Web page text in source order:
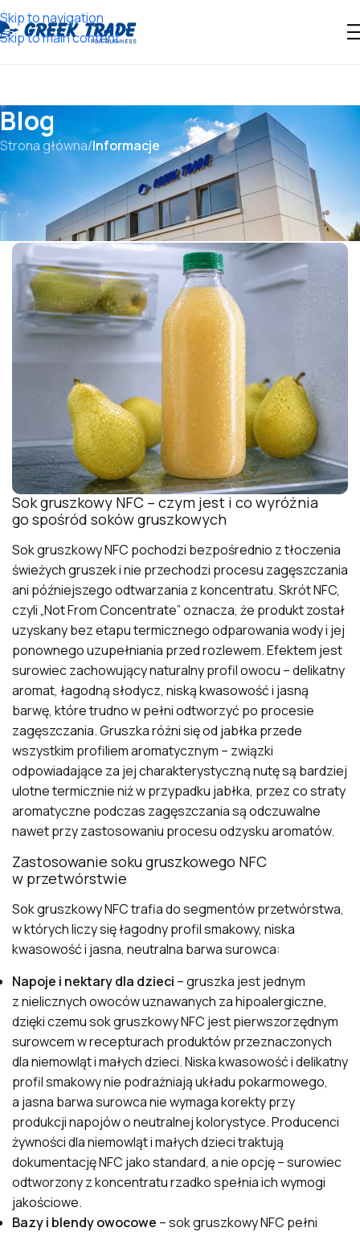
Skip to navigation
Skip to main content
Blog
Strona główna/Informacje
29 CZERWCA, 2026 INFORMACJE
Sok gruszkowy NFC
Sok gruszkowy NFC – czym jest i co wyróżnia
go spośród soków gruszkowych
Sok gruszkowy NFC pochodzi bezpośrednio z tłoczenia
świeżych gruszek i nie przechodzi procesu zagęszczania
ani późniejszego odtwarzania z koncentratu. Skrót NFC,
czyli „Not From Concentrate” oznacza, że produkt został
uzyskany bez etapu termicznego odparowania wody i jej
ponownego uzupełniania przed rozlewem. Efektem jest
surowiec zachowujący naturalny profil owocu – delikatny
aromat, łagodną słodycz, niską kwasowość i jasną
barwę, które trudno w pełni odtworzyć po procesie
zagęszczania. Gruszka różni się od jabłka przede
wszystkim profiliem aromatycznym – związki
odpowiadające za jej charakterystyczną nutę są bardziej
ulotne termicznie niż w przypadku jabłka, przez co straty
aromatyczne podczas zagęszczania są odczuwalne
nawet przy zastosowaniu procesu odzysku aromatów.
Zastosowanie soku gruszkowego NFC
w przetwórstwie
Sok gruszkowy NFC trafia do segmentów przetwórstwa,
w których liczy się łagodny profil smakowy, niska
kwasowość i jasna, neutralna barwa surowca:
Napoje i nektary dla dzieci – gruszka jest jednym
z nielicznych owoców uznawanych za hipoalergiczne,
dzięki czemu sok gruszkowy NFC jest pierwszorzędnym
surowcem w recepturach produktów przeznaczonych
dla niemowląt i małych dzieci. Niska kwasowość i delikatny
profil smakowy nie podrażniają układu pokarmowego,
a jasna barwa surowca nie wymaga korekty przy
produkcji napojów o neutralnej kolorystyce. Producenci
żywności dla niemowląt i małych dzieci traktują
dokumentację NFC jako standard, a nie opcję – surowiec
odtworzony z koncentratu rzadko spełnia ich wymogi
jakościowe.
Bazy i blendy owocowe – sok gruszkowy NFC pełni